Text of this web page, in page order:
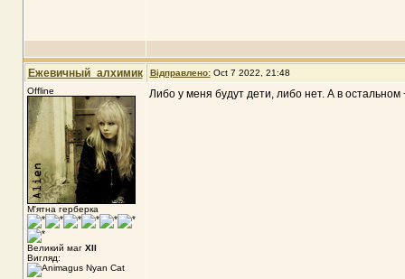
Ежевичный_алхимик Відправлено: Oct 7 2022, 21:48
Offline
М'ятна герберка
Великий маг XII
Вигляд:
Либо у меня будут дети, либо нет. А в остальном